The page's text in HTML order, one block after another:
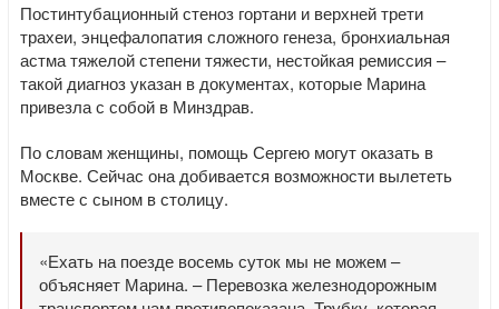
Постинтубационный стеноз гортани и верхней трети
трахеи, энцефалопатия сложного генеза, бронхиальная
астма тяжелой степени тяжести, нестойкая ремиссия –
такой диагноз указан в документах, которые Марина
привезла с собой в Минздрав.
По словам женщины, помощь Сергею могут оказать в
Москве. Сейчас она добивается возможности вылететь
вместе с сыном в столицу.
«Ехать на поезде восемь суток мы не можем –
объясняет Марина. – Перевозка железнодорожным